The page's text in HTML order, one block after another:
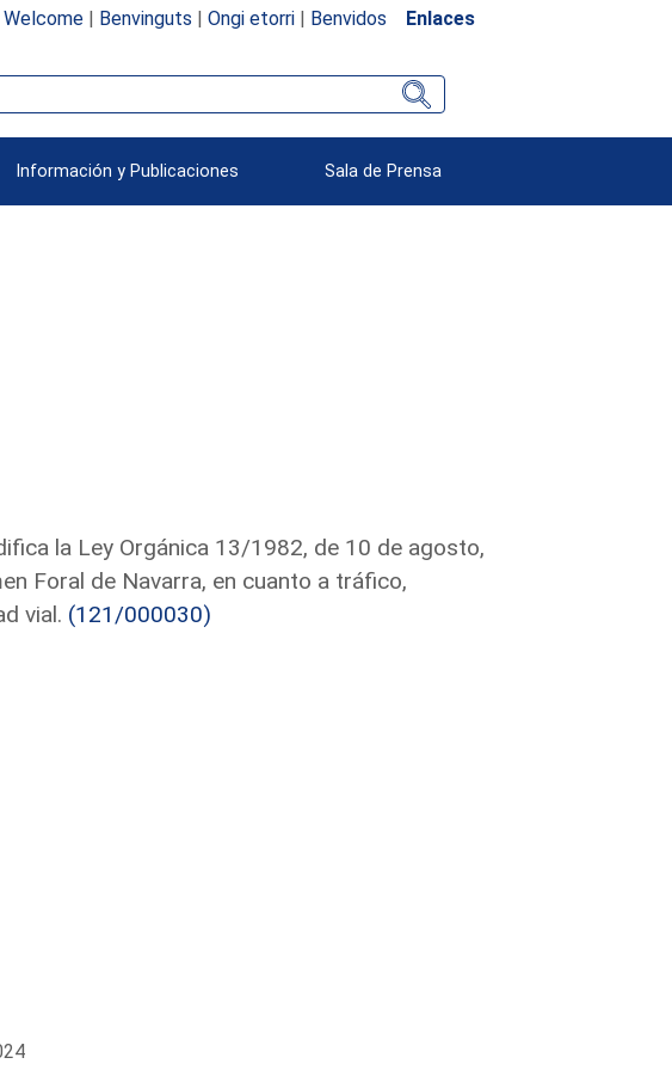
Welcome| Benvinguts | Ongi etorri| Benvidos Enlaces
Información y Publicaciones Sala de Prensa
la Ley Orgánica 13/1982, de 10 de agosto,
Foral de Navarra, en cuanto a tráfico,
vial. (121/000030)